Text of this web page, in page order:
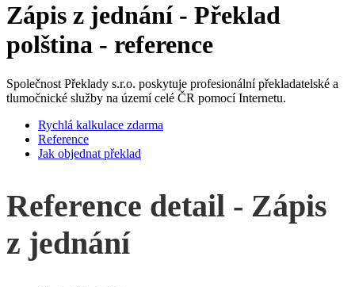
Zápis z jednání - Překlad
polština - reference
Společnost Překlady s.r.o. poskytuje profesionální překladatelské a
tlumočnické služby na území celé ČR pomocí Internetu.
Rychlá kalkulace zdarma
Reference
Jak objednat překlad
Reference detail - Zápis
z jednání